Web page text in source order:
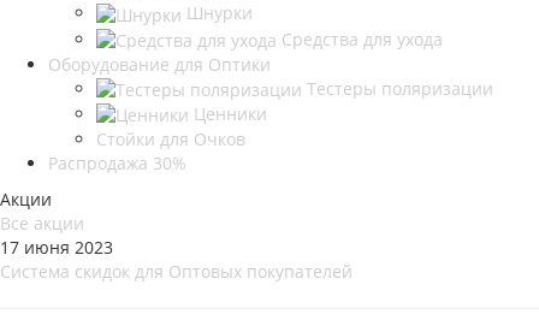
Шнурки
Средства для ухода
Оборудование для Оптики
Тестеры поляризации
Ценники
Стойки для Очков
Распродажа 30%
Акции
Все акции
17 июня 2023
Система скидок для Оптовых покупателей